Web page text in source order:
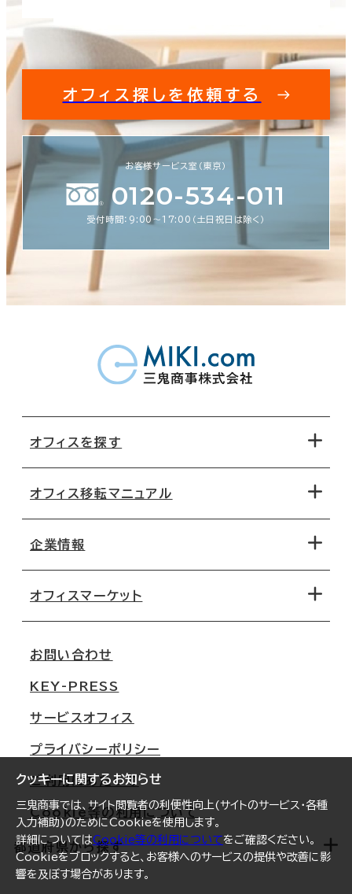
クッキーに関するお知らせ
三鬼商事では、サイト閲覧者の利便性向上(サイトのサービス・各種
入力補助)のためにCookieを使用します。
詳細についてはCookie等の利用についてをご確認ください。
Cookieをブロックすると、お客様へのサービスの提供や改善に影
響を及ぼす場合があります。
オフィス探しを依頼する
お客様サービス室（東京）
0120-534-011
受付時間：9:00〜17:00（土日祝日は除く）
オフィスを探す
地図から探す
路線・駅から探す
オフィス移転マニュアル
移転コストシミュレーション
移転スケジュール
オフィス移転Q&A
企業情報
オフィスマーケット
大阪
名古屋
札幌
仙台
横浜
福岡
オフィスリポート
お問い合わせ
KEY-PRESS
サービスオフィス
プライバシーポリシー
ご利用にあたって
Cookie等の利用について
都道府県から探す